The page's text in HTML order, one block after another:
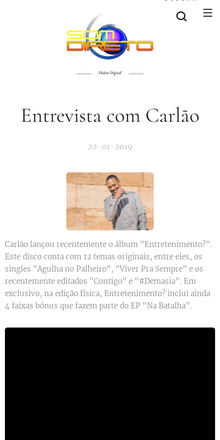
Diário Digital
Entrevista com Carlão
22-01-2019
Carlão lançou recentemente o álbum "Entretenimento?".
Este disco conta com 12 temas originais, entre eles, os
singles "Agulha no Palheiro", "Viver Pra Sempre" e os
recentemente editados "Contigo" e "#Demasia". Em
exclusivo, na edição física, Entretenimento? inclui ainda
4 faixas bónus que fazem parte do EP "Na Batalha".